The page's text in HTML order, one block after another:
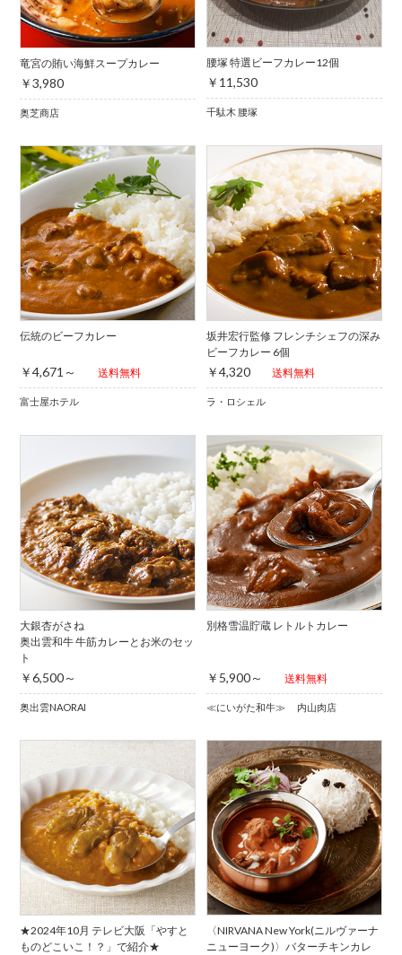
竜宮の賄い海鮮スープカレー
￥3,980
奥芝商店
腰塚 特選ビーフカレー12個
￥11,530
千駄木 腰塚
伝統のビーフカレー
￥4,671～ 送料無料
富士屋ホテル
坂井宏行監修 フレンチシェフの深み
ビーフカレー 6個
￥4,320 送料無料
ラ・ロシェル
大銀杏がさね
奥出雲和牛 牛筋カレーとお米のセッ
ト
￥6,500～
奥出雲NAORAI
別格雪温貯蔵 レトルトカレー
￥5,900～ 送料無料
≪にいがた和牛≫ 内山肉店
★2024年10月 テレビ大阪「やすと
ものどこいこ！？」で紹介★
〈NIRVANA New York(ニルヴァーナ
ニューヨーク)〉バターチキンカレ